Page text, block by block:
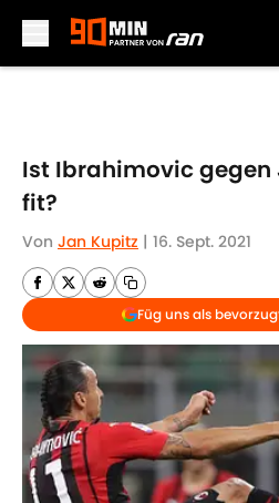
Ist Ibrahimovic gegen
fit?
Von Jan Kupitz | 16. Sept. 2021
Füg uns als